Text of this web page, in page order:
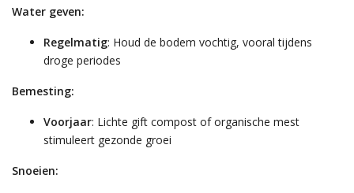
Water geven:
Regelmatig: Houd de bodem vochtig, vooral tijdens
droge periodes
Bemesting:
Voorjaar: Lichte gift compost of organische mest
stimuleert gezonde groei
Snoeien: